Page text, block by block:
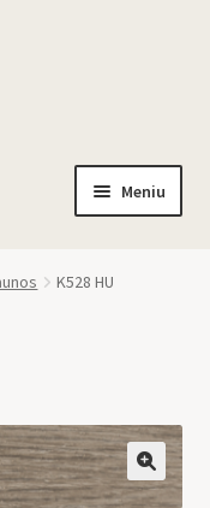
Meniu
K528 HU
🔍